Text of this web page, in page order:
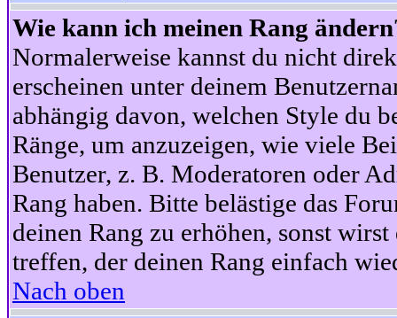
Wie kann ich meinen Rang
Normalerweise kannst du nicht
erscheinen unter deinem
abhängig davon, welchen Style du
Ränge, um anzuzeigen, wie viele
Benutzer, z. B. Moderatoren oder
Rang haben. Bitte belästige das
deinen Rang zu erhöhen, sonst
treffen, der deinen Rang einfach
Nach oben